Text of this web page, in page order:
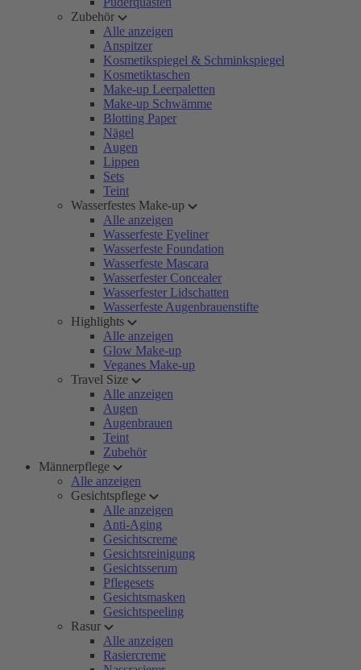
Zubehör
Alle anzeigen
Anspitzer
Kosmetikspiegel & Schminkspiegel
Kosmetiktaschen
Make-up Leerpaletten
Make-up Schwämme
Blotting Paper
Nägel
Augen
Lippen
Sets
Teint
Wasserfestes Make-up
Alle anzeigen
Wasserfeste Eyeliner
Wasserfeste Foundation
Wasserfeste Mascara
Wasserfester Concealer
Wasserfester Lidschatten
Wasserfeste Augenbrauenstifte
Highlights
Alle anzeigen
Glow Make-up
Veganes Make-up
Travel Size
Alle anzeigen
Augen
Augenbrauen
Teint
Zubehör
Männerpflege
Alle anzeigen
Gesichtspflege
Alle anzeigen
Anti-Aging
Gesichtscreme
Gesichtsreinigung
Gesichtsserum
Pflegesets
Gesichtsmasken
Gesichtspeeling
Rasur
Alle anzeigen
Rasiercreme